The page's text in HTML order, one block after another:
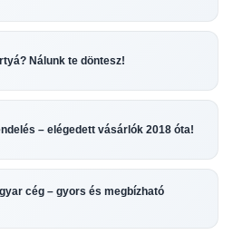
Nálunk te döntesz!
– elégedett vásárlók 2018 óta!
cég – gyors és megbízható